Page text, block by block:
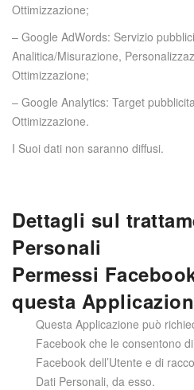
Ottimizzazione;
– Google AdWords: Servizio
Analitica/Misurazione,
Ottimizzazione;
– Google Analytics: Target
Ottimizzazione.
I Suoi dati non saranno diffusi.
Dettagli sul
Personali
Permessi
questa
Questa Applicazione può
Facebook che le consentono
Facebook dell’Utente e di
Dati Personali, da esso.